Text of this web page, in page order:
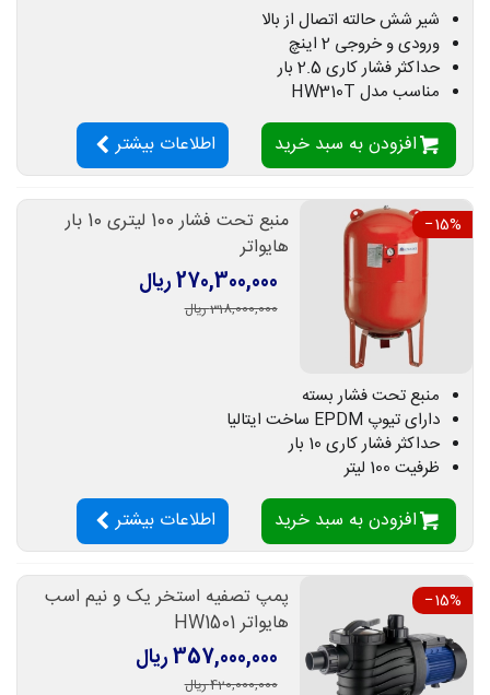
شیر شش حالته اتصال از بالا
ورودی و خروجی 2 اینچ
حداکثر فشار کاری 2.5 بار
مناسب مدل HW310T
افزودن به سبد خرید اطلاعات بیشتر
‎−15%
منبع تحت فشار 100 لیتری 10 بار
هایواتر
270,300,000 ریال
318,000,000 ریال
منبع تحت فشار بسته
دارای تیوپ EPDM ساخت ایتالیا
حداکثر فشار کاری 10 بار
ظرفیت 100 لیتر
افزودن به سبد خرید اطلاعات بیشتر
‎−15%
پمپ تصفیه استخر یک و نیم اسب
هایواتر HW1501
357,000,000 ریال
420,000,000 ریال